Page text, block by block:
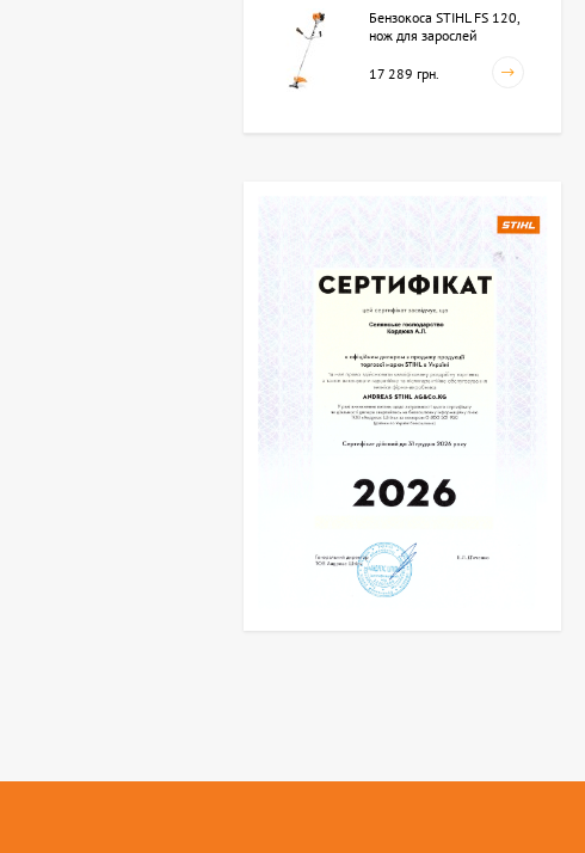
Бензокоса STIHL FS 120,
нож для зарослей
17 289 грн.